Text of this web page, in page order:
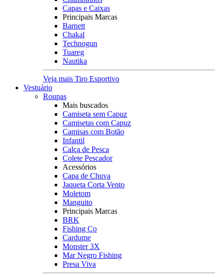
Capas e Caixas
Principais Marcas
Barnett
Chakal
Technogun
Tuareg
Nautika
Veja mais Tiro Esportivo
Vestuário
Roupas
Mais buscados
Camiseta sem Capuz
Camisetas com Capuz
Camisas com Botão
Infantil
Calça de Pesca
Colete Pescador
Acessórios
Capa de Chuva
Jaqueta Corta Vento
Moletom
Manguito
Principais Marcas
BRK
Fishing Co
Cardume
Monster 3X
Mar Negro Fishing
Presa Viva